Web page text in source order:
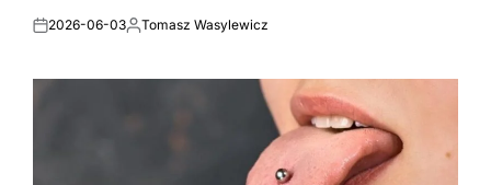
Posted
2026-06-03Posted
Tomasz Wasylewicz